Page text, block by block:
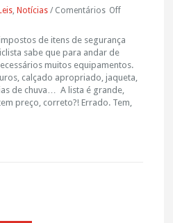
Leis, Notícias / Comentários Off
de itens de segurança
sabe que para andar de
muitos equipamentos.
calçado apropriado, jaqueta,
de chuva… A lista é grande,
preço, correto?! Errado. Tem,